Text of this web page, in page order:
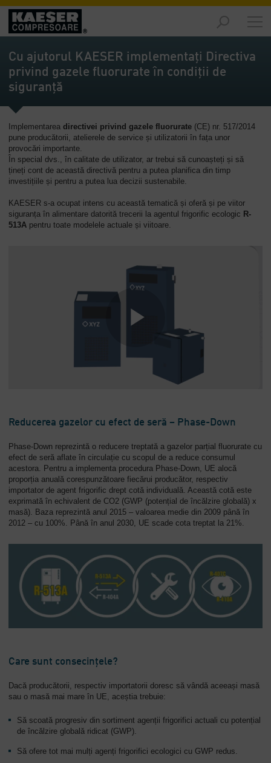
Piețe
-
Prezentare
generală
-
Prezentare
generală
Soluții
-
Prezentare
generală
Servicii
Cu ajutorul KAESER implementați Directiva
privind gazele fluorurate în condiții de
siguranță
Implementarea directivei privind gazele fluorurate (CE) nr. 517/2014
pune producătorii, atelierele de service și utilizatorii în fața unor
provocări importante.
În special dvs., în calitate de utilizator, ar trebui să cunoașteți și să
țineți cont de această directivă pentru a putea planifica din timp
investițiile și pentru a putea lua decizii sustenabile.
KAESER s-a ocupat intens cu această tematică și oferă și pe viitor
siguranța în alimentare datorită trecerii la agentul frigorific ecologic R-
513A pentru toate modelele actuale și viitoare.
Reducerea gazelor cu efect de seră – Phase-Down
Phase-Down reprezintă o reducere treptată a gazelor parțial fluorurate cu
efect de seră aflate în circulație cu scopul de a reduce consumul
acestora. Pentru a implementa procedura Phase-Down, UE alocă
proporția anuală corespunzătoare fiecărui producător, respectiv
importator de agent frigorific drept cotă individuală. Această cotă este
exprimată în echivalent de CO2 (GWP (potențial de încălzire globală) x
masă). Baza reprezintă anul 2015 – valoarea medie din 2009 până în
2012 – cu 100%. Până în anul 2030, UE scade cota treptat la 21%.
Care sunt consecințele?
Dacă producătorii, respectiv importatorii doresc să vândă aceeași masă
sau o masă mai mare în UE, aceștia trebuie:
Să scoată progresiv din sortiment agenții frigorifici actuali cu potențial
de încălzire globală ridicat (GWP).
Să ofere tot mai mulți agenți frigorifici ecologici cu GWP redus.